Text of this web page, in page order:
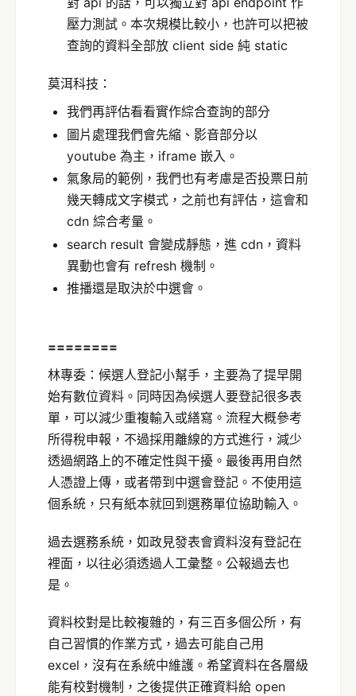
壓力測試。本次規模比較小，也許可以把被
查詢的資料全部放 client side 純 static
莫洱科技：
我們再評估看看實作綜合查詢的部分
圖片處理我們會先縮、影音部分以
youtube 為主，iframe 嵌入。
氣象局的範例，我們也有考慮是否投票日前
幾天轉成文字模式，之前也有評估，這會和
cdn 綜合考量。
search result 會變成靜態，進 cdn，資料
異動也會有 refresh 機制。
推播還是取決於中選會。
========
林專委：候選人登記小幫手，主要為了提早開
始有數位資料。同時因為候選人要登記很多表
單，可以減少重複輸入或繕寫。流程大概參考
所得稅申報，不過採用離線的方式進行，減少
透過網路上的不確定性與干擾。最後再用自然
人憑證上傳，或者帶到中選會登記。不使用這
個系統，只有紙本就回到選務單位協助輸入。
過去選務系統，如政見發表會資料沒有登記在
裡面，以往必須透過人工彙整。公報過去也
是。
資料校對是比較複雜的，有三百多個公所，有
自己習慣的作業方式，過去可能自己用
excel，沒有在系統中維護。希望資料在各層級
能有校對機制，之後提供正確資料給 open